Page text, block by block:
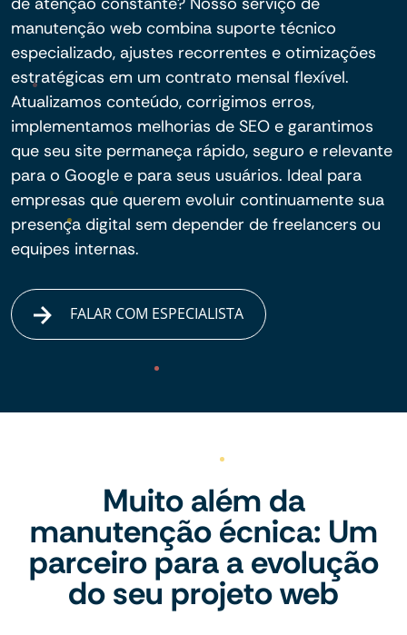
manutenção web combina suporte técnico
especializado, ajustes recorrentes e otimizações
estratégicas em um contrato mensal flexível.
Atualizamos conteúdo, corrigimos erros,
implementamos melhorias de SEO e garantimos
que seu site permaneça rápido, seguro e relevante
para o Google e para seus usuários. Ideal para
empresas que querem evoluir continuamente sua
presença digital sem depender de freelancers ou
equipes internas.
FALAR COM ESPECIALISTA
Muito além da
manutenção écnica: Um
parceiro para a evolução
do seu projeto web